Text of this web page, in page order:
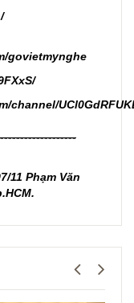
govietmynghe
channel/
11 Phạm Văn